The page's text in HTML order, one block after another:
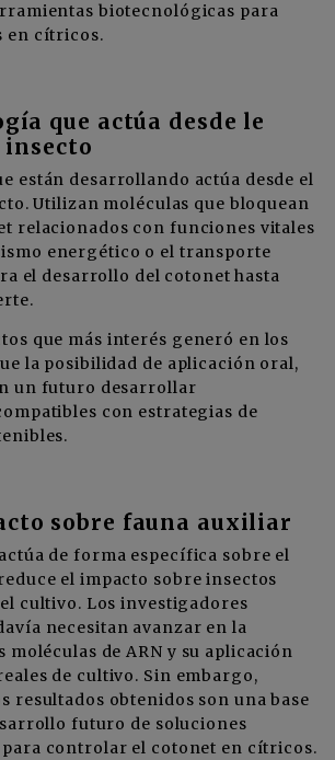
biotecnológicas para
en cítricos.
que actúa desde le
están desarrollando actúa desde el
Utilizan moléculas que bloquean
relacionados con funciones vitales
energético o el transporte
el desarrollo del cotonet hasta
que más interés generó en los
la posibilidad de aplicación oral,
un futuro desarrollar
con estrategias de
sobre fauna auxiliar
de forma específica sobre el
el impacto sobre insectos
cultivo. Los investigadores
necesitan avanzar en la
moléculas de ARN y su aplicación
de cultivo. Sin embargo,
resultados obtenidos son una base
futuro de soluciones
controlar el cotonet en cítricos.